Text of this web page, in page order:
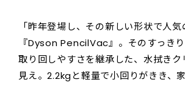
「昨年登場し、その新しい形状で人
『Dyson PencilVac』。そのすっき
取り回しやすさを継承した、水拭きク
見え。2.2kgと軽量で小回りがきき、